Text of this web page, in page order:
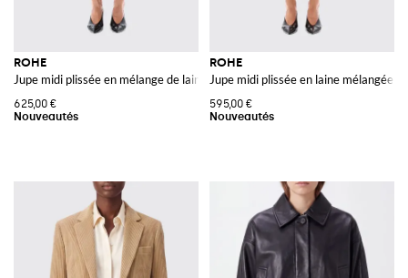
ROHE
Jupe midi plissée en mélange de laine à taille haute
625,00 €
ROHE
Jupe midi plissée en laine mélangée
595,00 €